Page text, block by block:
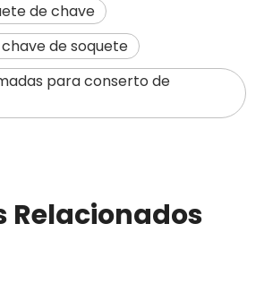
de chave
de soquete
para conserto de
Relacionados